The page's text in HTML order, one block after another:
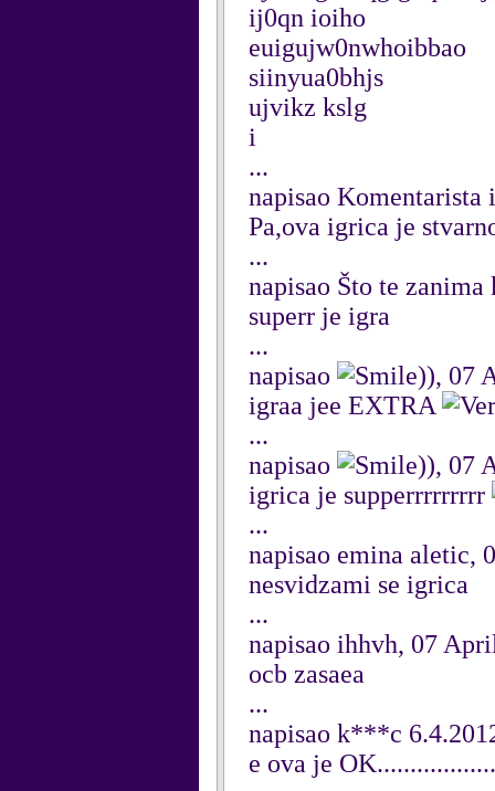
ij0qn ioiho
euigujw0nwhoibbao
siinyua0bhjs
ujvikz kslg
i
...
napisao
Pa,ova igrica je
...
napisao Što te
superr je igra
...
napisao
)), 07
igraa jee EXTRA
...
napisao
)), 07
igrica je supperrrrrrrrr
...
napisao emina aletic,
nesvidzami se igrica
...
napisao ihhvh, 07
ocb zasaea
...
napisao k***c
e ova je